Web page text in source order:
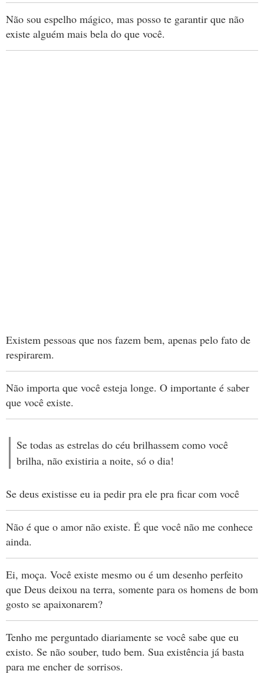
Não sou espelho mágico, mas posso te garantir que não
existe alguém mais bela do que você.
Existem pessoas que nos fazem bem, apenas pelo fato de
respirarem.
Não importa que você esteja longe. O importante é saber
que você existe.
Se todas as estrelas do céu brilhassem como você
brilha, não existiria a noite, só o dia!
Se deus existisse eu ia pedir pra ele pra ficar com você
Não é que o amor não existe. É que você não me conhece
ainda.
Ei, moça. Você existe mesmo ou é um desenho perfeito
que Deus deixou na terra, somente para os homens de bom
gosto se apaixonarem?
Tenho me perguntado diariamente se você sabe que eu
existo. Se não souber, tudo bem. Sua existência já basta
para me encher de sorrisos.